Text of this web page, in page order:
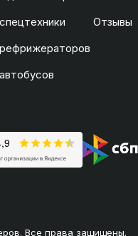
Отзывы
Все права защищены.